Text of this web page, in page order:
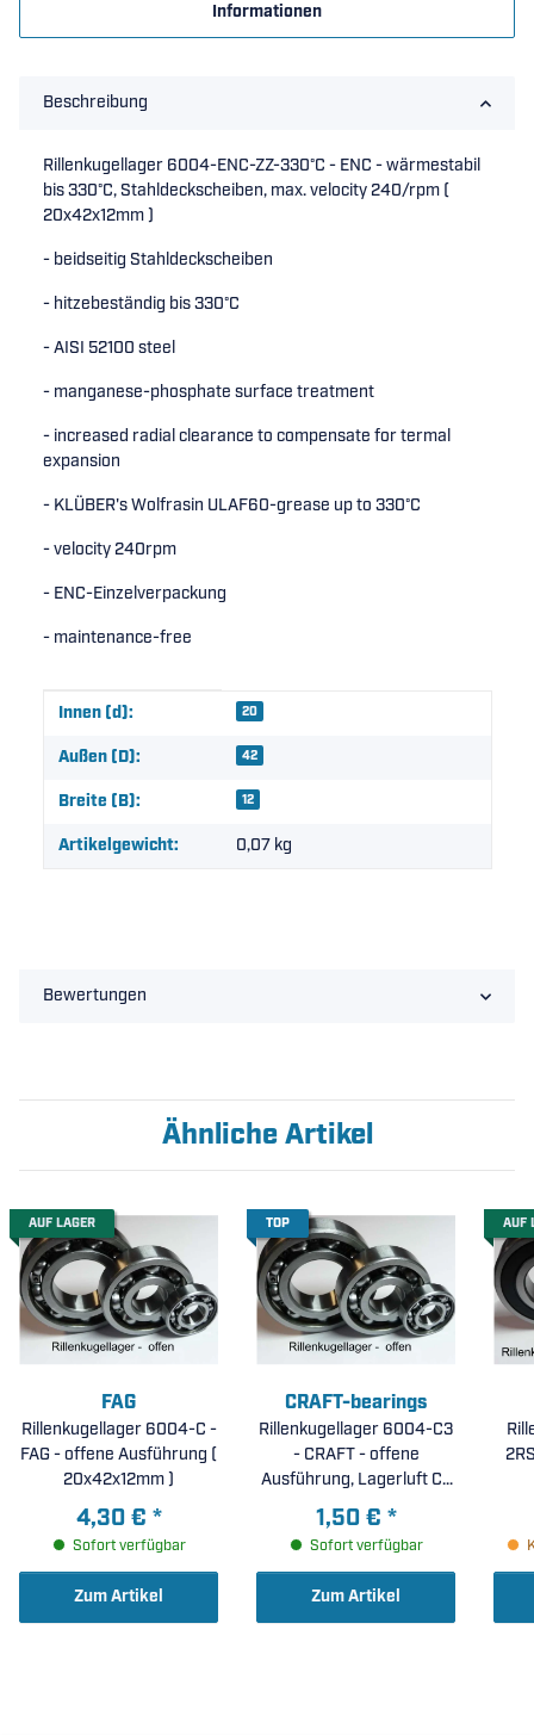
Informationen
Beschreibung
Rillenkugellager 6004-ENC-ZZ-330°C - ENC - wärmestabil
bis 330°C, Stahldeckscheiben, max. velocity 240/rpm (
20x42x12mm )
- beidseitig Stahldeckscheiben
- hitzebeständig bis 330°C
- AISI 52100 steel
- manganese-phosphate surface treatment
- increased radial clearance to compensate for termal
expansion
- KLÜBER's Wolfrasin ULAF60-grease up to 330°C
- velocity 240rpm
- ENC-Einzelverpackung
- maintenance-free
Produkteigenschaft
Wert
Innen (d): 20
Außen (D): 42
Breite (B): 12
Artikelgewicht: 0,07 kg
Bewertungen
Ähnliche Artikel
AUF LAGER
FAG
Rillenkugellager 6004-C -
FAG - offene Ausführung (
20x42x12mm )
4,30 € *
Sofort verfügbar
Zum Artikel
TOP
CRAFT-bearings
Rillenkugellager 6004-C3
- CRAFT - offene
Ausführung, Lagerluft C3
( 20x42x12mm )
1,50 € *
Sofort verfügbar
Zum Artikel
AUF